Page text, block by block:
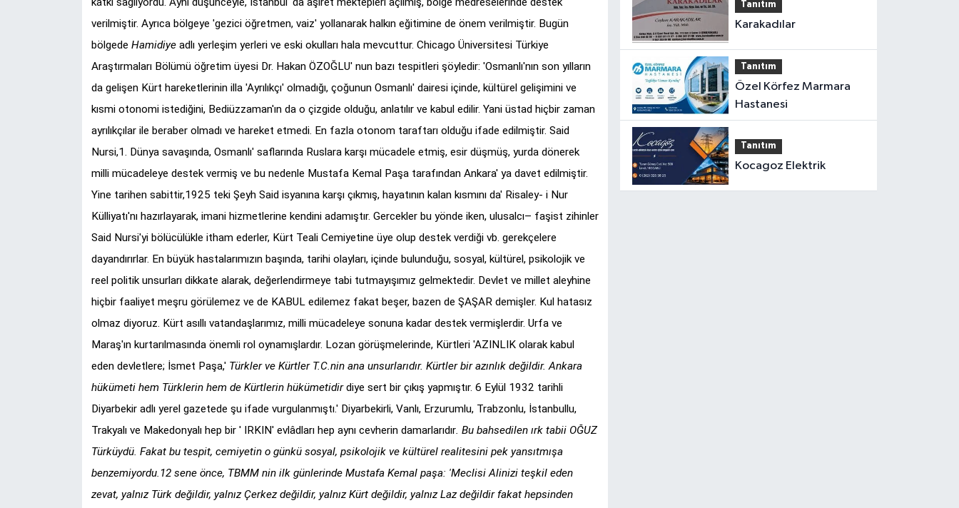
verilmiştir. Ayrıca bölgeye 'gezici öğretmen, vaiz' yollanarak halkın eğitimine de önem verilmiştir. Bugün
bölgede Hamidiyeadlı yerleşim yerleri ve eski okulları hala mevcuttur. Chicago Üniversitesi Türkiye
Araştırmaları Bölümü öğretim üyesi Dr. Hakan ÖZOĞLU' nun bazı tespitleri şöyledir: 'Osmanlı'nın son yılların
da gelişen Kürt hareketlerinin illa 'Ayrılıkçı' olmadığı, çoğunun Osmanlı' dairesi içinde, kültürel gelişimini ve
kısmi otonomi istediğini, Bediüzzaman'ın da o çizgide olduğu, anlatılır ve kabul edilir. Yani üstad hiçbir zaman
ayrılıkçılar ile beraber olmadı ve hareket etmedi. En fazla otonom taraftarı olduğu ifade edilmiştir. Said
Nursi,1. Dünya savaşında, Osmanlı' saflarında Ruslara karşı mücadele etmiş, esir düşmüş, yurda dönerek
milli mücadeleye destek vermiş ve bu nedenle Mustafa Kemal Paşa tarafından Ankara' ya davet edilmiştir.
Yine tarihen sabittir,1925 teki Şeyh Said isyanına karşı çıkmış, hayatının kalan kısmını da' Risaley- i Nur
Külliyatı'nı hazırlayarak, imani hizmetlerine kendini adamıştır. Gercekler bu yönde iken, ulusalcı– faşist zihinler
Said Nursi'yi bölücülükle itham ederler, Kürt Teali Cemiyetine üye olup destek verdiği vb. gerekçelere
dayandırırlar. En büyük hastalarımızın başında, tarihi olayları, içinde bulunduğu, sosyal, kültürel, psikolojik ve
reel politik unsurları dikkate alarak, değerlendirmeye tabi tutmayışımız gelmektedir. Devlet ve millet aleyhine
hiçbir faaliyet meşru görülemez ve de KABUL edilemez fakat beşer, bazen de ŞAŞAR demişler. Kul hatasız
olmaz diyoruz. Kürt asıllı vatandaşlarımız, milli mücadeleye sonuna kadar destek vermişlerdir. Urfa ve
Maraş'ın kurtarılmasında önemli rol oynamışlardır. Lozan görüşmelerinde, Kürtleri 'AZINLIK olarak kabul
eden devletlere; İsmet Paşa,' Türkler ve Kürtler T.C.nin ana unsurlarıdır. Kürtler bir azınlık değildir. Ankara
hükümeti hem Türklerin hem de Kürtlerin hükümetidirdiye sert bir çıkış yapmıştır. 6 Eylül 1932 tarihli
Diyarbekir adlı yerel gazetede şu ifade vurgulanmıştı.' Diyarbekirli, Vanlı, Erzurumlu, Trabzonlu, İstanbullu,
Trakyalı ve Makedonyalı hep bir ' IRKIN' evlâdları hep aynı cevherin damarlarıdır. Bu bahsedilen ırk tabii OĞUZ
Türküydü. Fakat bu tespit, cemiyetin o günkü sosyal, psikolojik ve kültürel realitesini pek yansıtmışa
benzemiyordu.12 sene önce, TBMM nin ilk günlerinde Mustafa Kemal paşa: 'Meclisi Alinizi teşkil eden
zevat, yalnız Türk değildir, yalnız Çerkez değildir, yalnız Kürt değildir, yalnız Laz değildir fakat hepsinden
Tanıtım
Karakadılar
Tanıtım
Özel Körfez Marmara
Hastanesi
Tanıtım
Kocagoz Elektrik